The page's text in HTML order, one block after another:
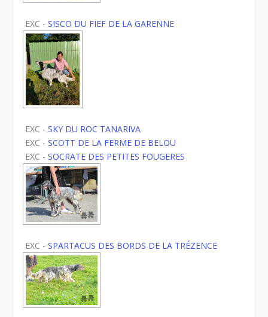
EXC -SISCO DU FIEF DE LA GARENNE
EXC -SKY DU ROC TANARIVA
EXC -SCOTT DE LA FERME DE BELOU
EXC -SOCRATE DES PETITES FOUGERES
EXC -SPARTACUS DES BORDS DE LA TRÉZENCE